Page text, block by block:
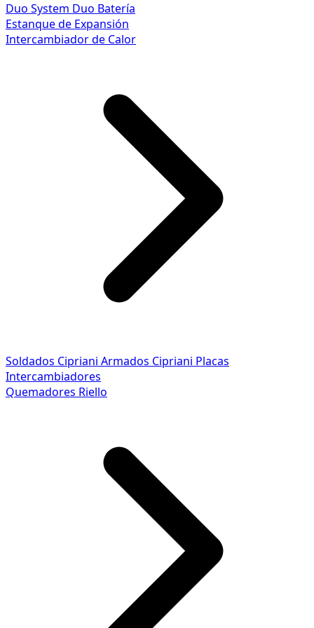
Duo System Duo Batería
Estanque de Expansión
Intercambiador de Calor
Soldados Cipriani Armados Cipriani Placas
Intercambiadores
Quemadores Riello